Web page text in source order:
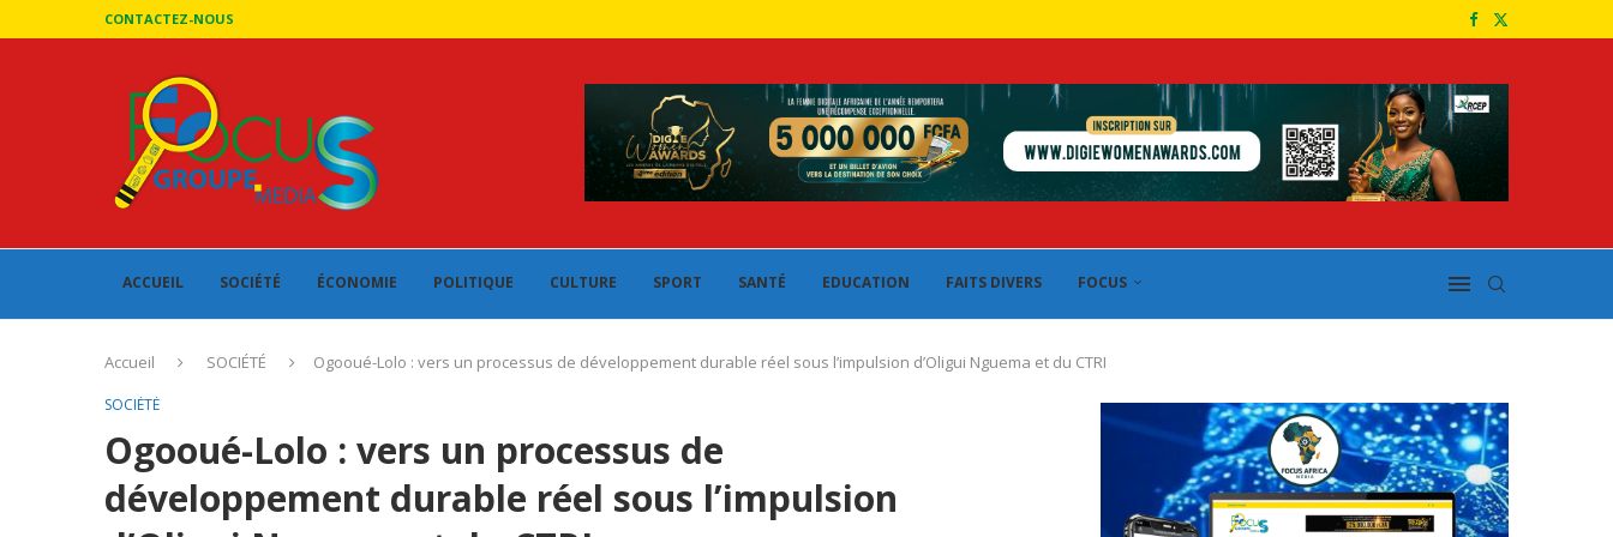
CONTACTEZ-NOUS
ACCUEIL SOCIÉTÉ ÉCONOMIE POLITIQUE CULTURE SPORT SANTÉ EDUCATION FAITS DIVERS FOCUS
Accueil SOCIÉTÉ Ogooué-Lolo : vers un processus de développement durable réel sous l’impulsion d’Oligui Nguema et du CTRI
SOCIÉTÉ
Ogooué-Lolo : vers un processus de
développement durable réel sous l’impulsion